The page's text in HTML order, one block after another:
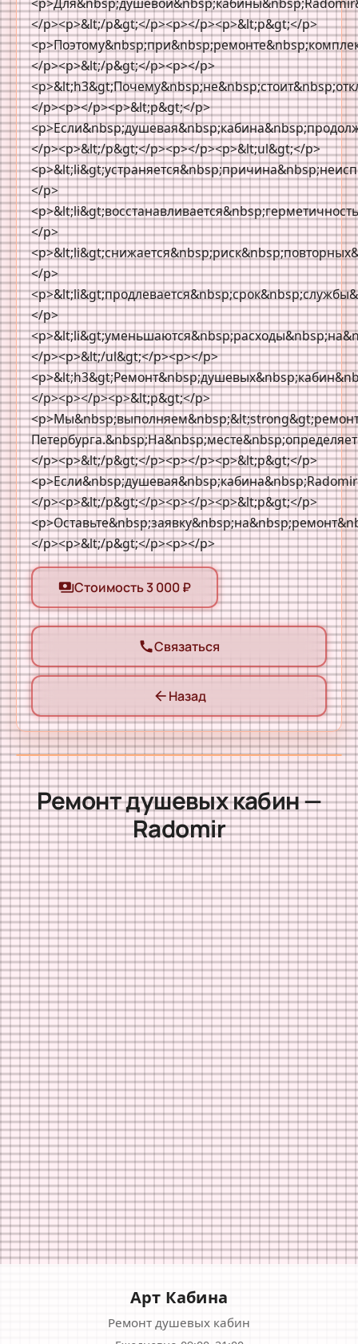
paymentsСтоимость 3 000 ₽
callСвязаться
arrow_back Назад
Ремонт душевых кабин —
Radomir
Арт Кабина
Ремонт душевых кабин